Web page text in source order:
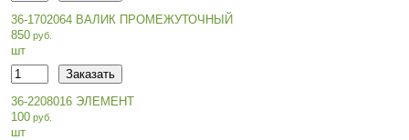
36-1702064 ВАЛИК ПРОМЕЖУТОЧНЫЙ
850
шт
36-2208016 ЭЛЕМЕНТ
100
шт